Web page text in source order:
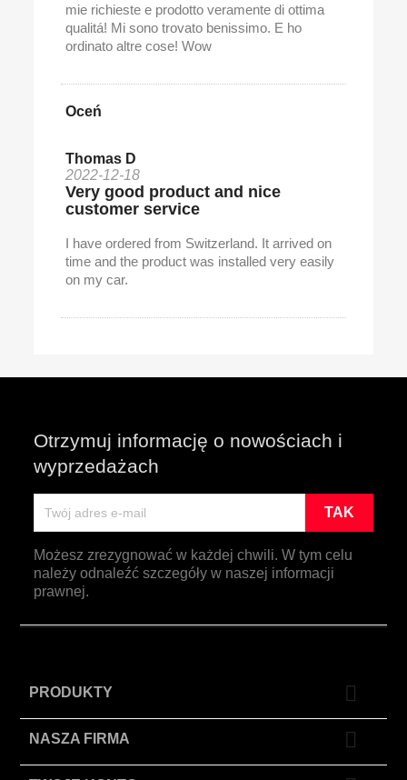
mie richieste e prodotto veramente di ottima
qualitá! Mi sono trovato benissimo. E ho
ordinato altre cose! Wow
Oceń
Thomas D
2022-12-18
Very good product and nice
customer service
I have ordered from Switzerland. It arrived on
time and the product was installed very easily
on my car.
Otrzymuj informację o nowościach i
wyprzedażach
Możesz zrezygnować w każdej chwili. W tym celu
należy odnaleźć szczegóły w naszej informacji
prawnej.
PRODUKTY 
NASZA FIRMA 